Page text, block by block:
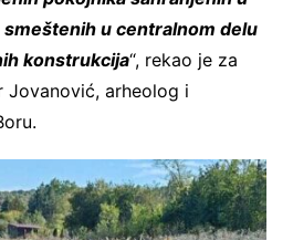
u centralnom delu
konstrukcija“, rekao je za
Jovanović, arheolog i